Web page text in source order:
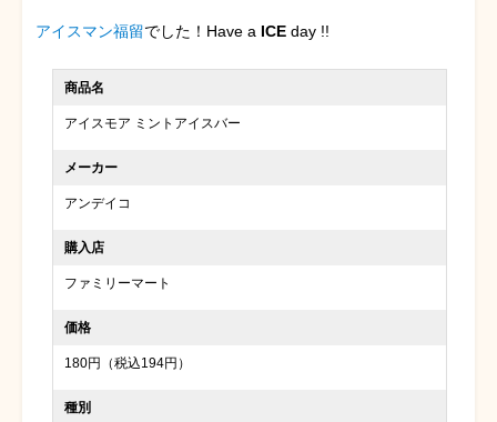
アイスマン福留でした！Have a ICE day !!
商品名
アイスモア ミントアイスバー
メーカー
アンデイコ
購入店
ファミリーマート
価格
180円（税込194円）
種別